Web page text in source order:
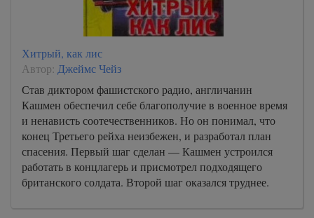
Хитрый, как лис
Автор: Джеймс Чейз
Став диктором фашистского радио, англичанин
Кашмен обеспечил себе благополучие в военное время
и ненависть соотечественников. Но он понимал, что
конец Третьего рейха неизбежен, и разработал план
спасения. Первый шаг сделан — Кашмен устроился
работать в концлагерь и присмотрел подходящего
британского солдата. Второй шаг оказался труднее.